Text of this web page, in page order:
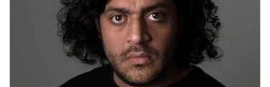
The Theatre